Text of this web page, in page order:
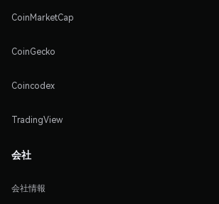
CoinMarketCap
CoinGecko
Coincodex
TradingView
会社
会社情報